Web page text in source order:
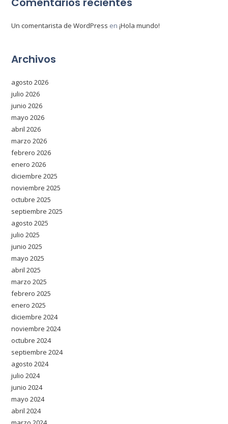
Un comentarista de WordPress en¡Hola mundo!
Archivos
agosto 2026
julio 2026
junio 2026
mayo 2026
abril 2026
marzo 2026
febrero 2026
enero 2026
diciembre 2025
noviembre 2025
octubre 2025
septiembre 2025
agosto 2025
julio 2025
junio 2025
mayo 2025
abril 2025
marzo 2025
febrero 2025
enero 2025
diciembre 2024
noviembre 2024
octubre 2024
septiembre 2024
agosto 2024
julio 2024
junio 2024
mayo 2024
abril 2024